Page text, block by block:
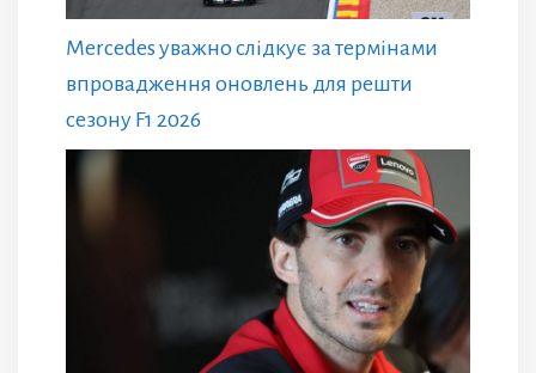
Mercedes уважно слідкує за термінами
впровадження оновлень для решти
сезону F1 2026